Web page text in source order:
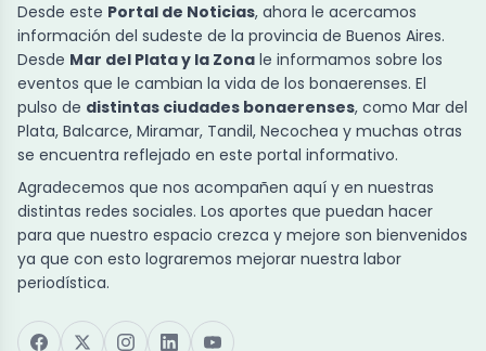
Desde este Portal de Noticias, ahora le acercamos
información del sudeste de la provincia de Buenos Aires.
Desde Mar del Plata y la Zona le informamos sobre los
eventos que le cambian la vida de los bonaerenses. El
pulso de distintas ciudades bonaerenses, como Mar del
Plata, Balcarce, Miramar, Tandil, Necochea y muchas otras
se encuentra reflejado en este portal informativo.
Agradecemos que nos acompañen aquí y en nuestras
distintas redes sociales. Los aportes que puedan hacer
para que nuestro espacio crezca y mejore son bienvenidos
ya que con esto lograremos mejorar nuestra labor
periodística.